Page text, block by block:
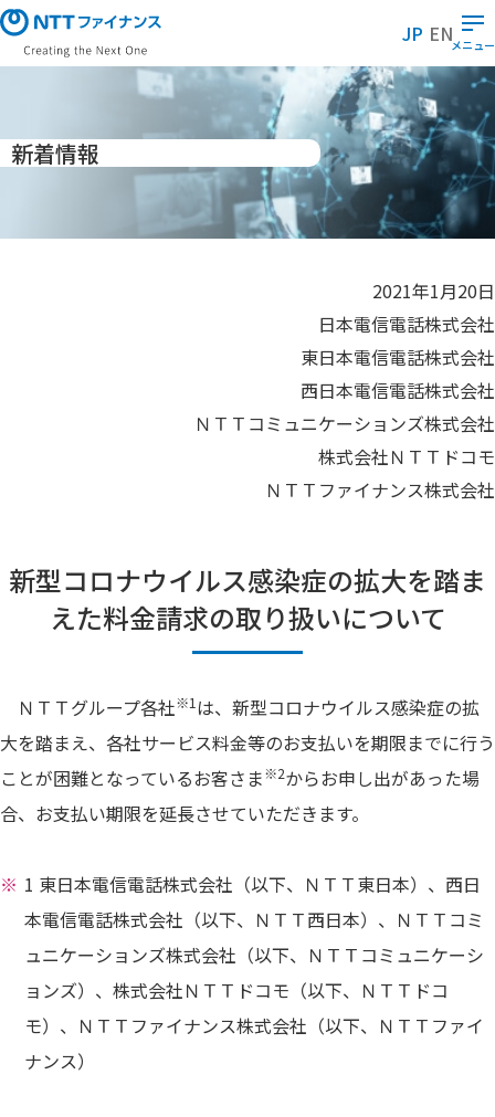
メ
イ
ン
に
JP ENメニュー
新着情報
2021年1月20日
日本電信電話株式会社
東日本電信電話株式会社
西日本電信電話株式会社
ＮＴＴコミュニケーションズ株式会社
株式会社ＮＴＴドコモ
ＮＴＴファイナンス株式会社
新型コロナウイルス感染症の拡大を踏ま
えた料金請求の取り扱いについて
ＮＴＴグループ各社※1は、新型コロナウイルス感染症の拡
大を踏まえ、各社サービス料金等のお支払いを期限までに行う
ことが困難となっているお客さま※2からお申し出があった場
合、お支払い期限を延長させていただきます。
1 東日本電信電話株式会社（以下、ＮＴＴ東日本）、西日
本電信電話株式会社（以下、ＮＴＴ西日本）、ＮＴＴコミ
ュニケーションズ株式会社（以下、ＮＴＴコミュニケーシ
ョンズ）、株式会社ＮＴＴドコモ（以下、ＮＴＴドコ
モ）、ＮＴＴファイナンス株式会社（以下、ＮＴＴファイ
ナンス）